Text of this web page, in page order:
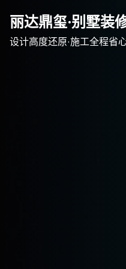
content
丽达鼎玺·别墅装
设计高度还原·施工全程省